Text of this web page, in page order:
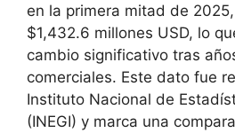
en la primera mitad de
$1,432.6 millones USD, lo
cambio significativo tras
comerciales. Este dato fue
Instituto Nacional de
(INEGI) y marca una